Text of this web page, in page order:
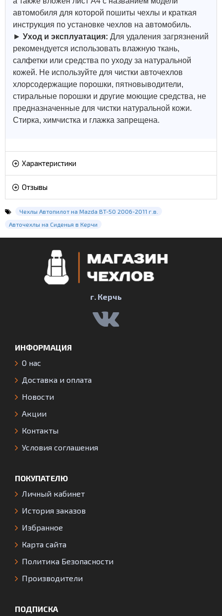
автомобиля для которой пошиты чехлы и краткая
инструкция по установке чехлов на автомобиль.
► Уход и эксплуатация: Для удаления загрязнений
рекомендуется использовать влажную ткань,
салфетки или средства по уходу за натуральной
кожей. Не используйте для чистки авточехлов
хлорсодержащие порошки, пятновыводители,
стиральные порошки и другие моющие средства, не
предназначенные для чистки натуральной кожи.
Стирка, химчистка и глажка запрещена.
Характеристики
Отзывы
Чехлы Автопилот на Mazda BT-50 2006-2011 г.в.
Авточехлы на Сиденья в Керчи
г. Керчь
ИНФОРМАЦИЯ
О нас
Доставка и оплата
Новости
Акции
Контакты
Условия соглашения
ПОКУПАТЕЛЮ
Личный кабинет
История заказов
Избранное
Карта сайта
Политика Безопасности
Производители
ПОДПИСКА